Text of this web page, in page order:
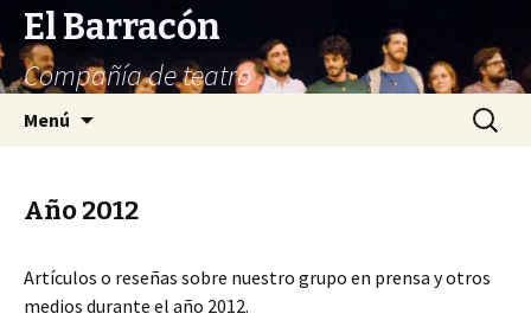
El Barracón
Compañía de teatro
Menú Buscar:
Año 2012
Artículos o reseñas sobre nuestro grupo en prensa y otros
medios durante el año 2012.